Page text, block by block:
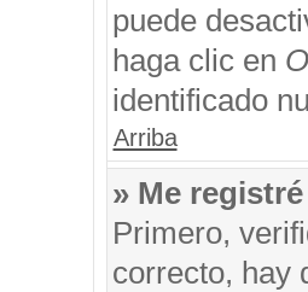
puede
haga clic en
identificado
Arriba
» Me
Primero,
correcto, hay